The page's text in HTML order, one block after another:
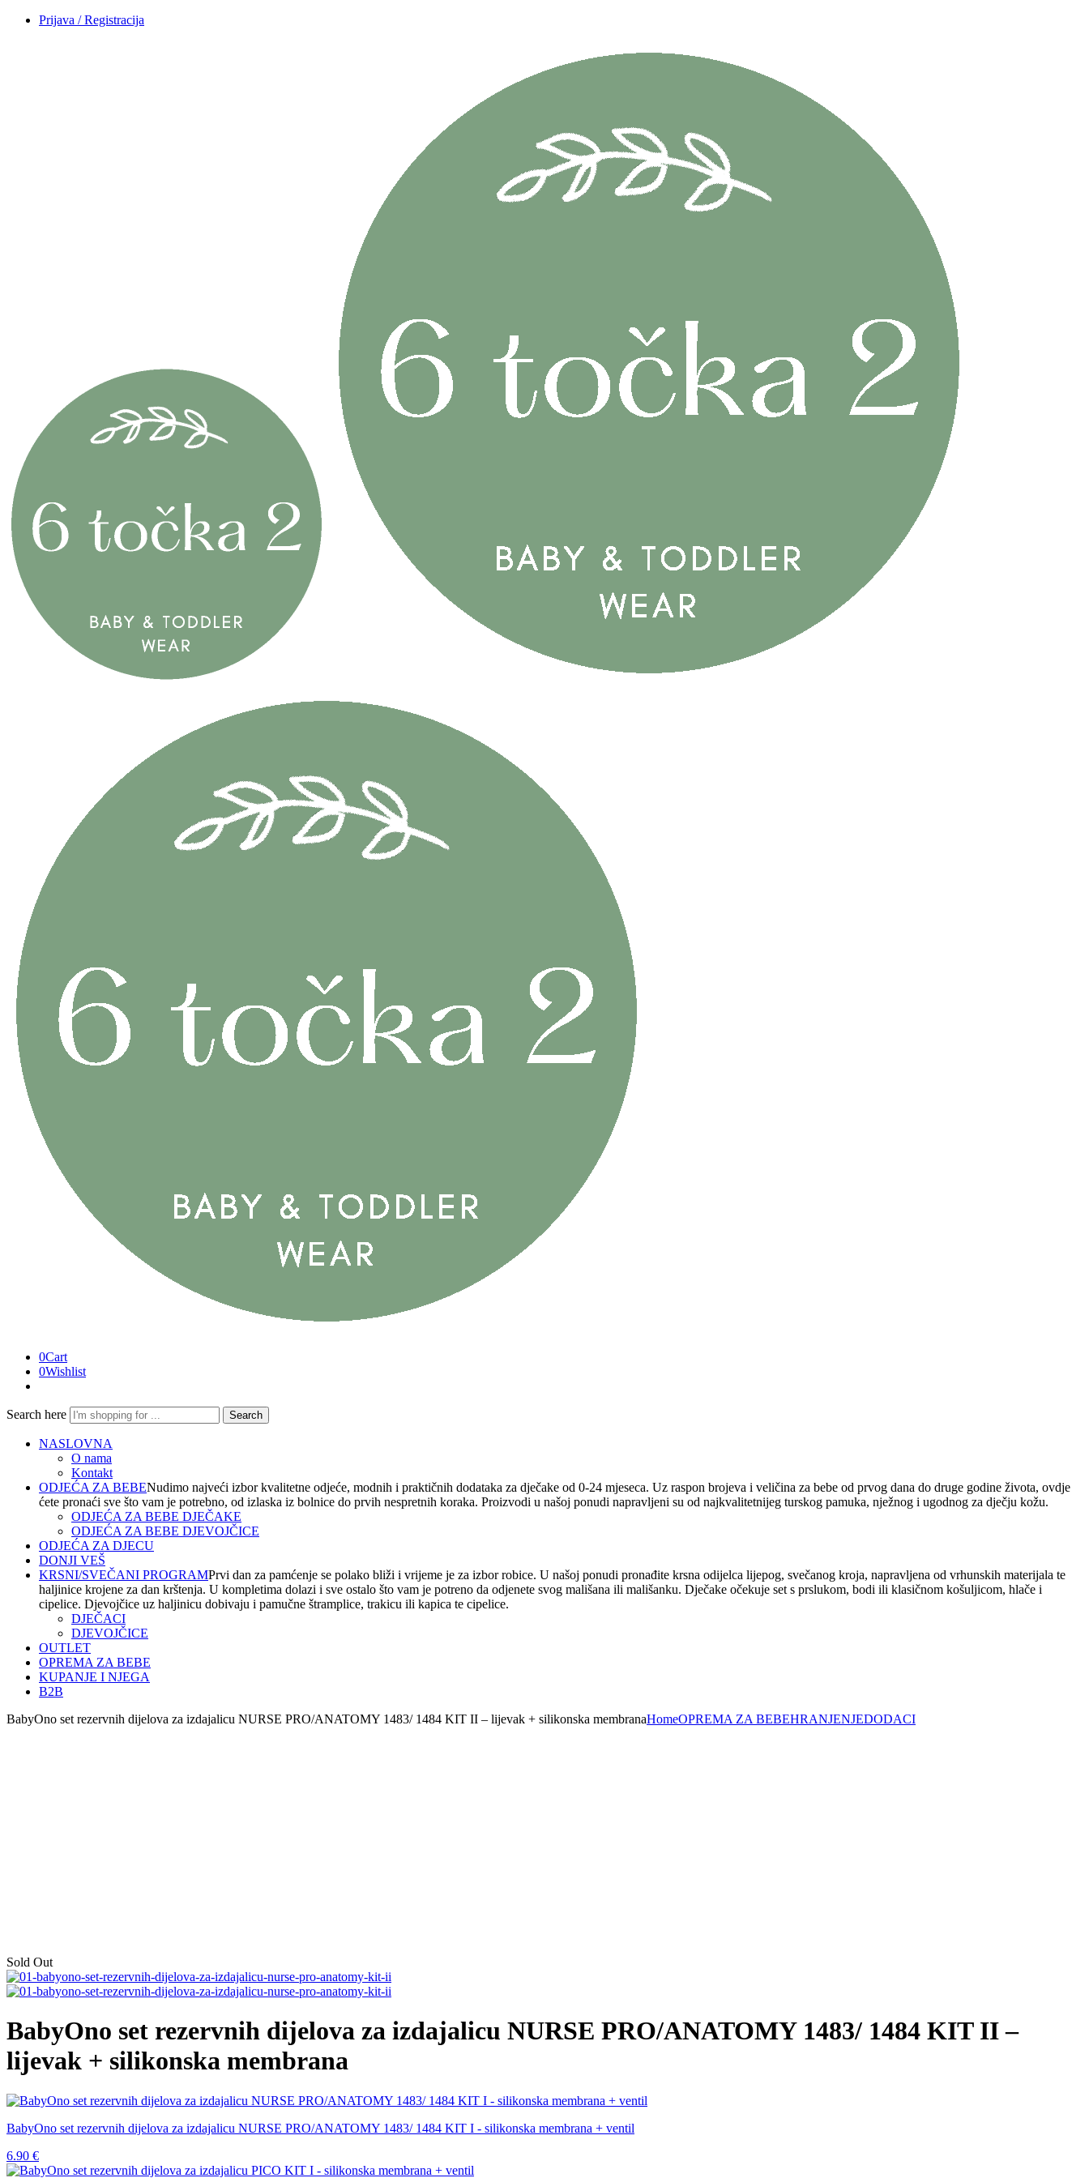
Prijava / Registracija
0Cart
0Wishlist
Search here Search
NASLOVNA
O nama
Kontakt
ODJEĆA ZA BEBENudimo najveći izbor kvalitetne odjeće, modnih i praktičnih dodataka za dječake od 0-24 mjeseca. Uz raspon brojeva i veličina za bebe od prvog dana do druge godine života, ovdje
ćete pronaći sve što vam je potrebno, od izlaska iz bolnice do prvih nespretnih koraka. Proizvodi u našoj ponudi napravljeni su od najkvalitetnijeg turskog pamuka, nježnog i ugodnog za dječju kožu.
ODJEĆA ZA BEBE DJEČAKE
ODJEĆA ZA BEBE DJEVOJČICE
ODJEĆA ZA DJECU
DONJI VEŠ
KRSNI/SVEČANI PROGRAMPrvi dan za pamćenje se polako bliži i vrijeme je za izbor robice. U našoj ponudi pronađite krsna odijelca lijepog, svečanog kroja, napravljena od vrhunskih materijala te
haljinice krojene za dan krštenja. U kompletima dolazi i sve ostalo što vam je potreno da odjenete svog mališana ili mališanku. Dječake očekuje set s prslukom, bodi ili klasičnom košuljicom, hlače i
cipelice. Djevojčice uz haljinicu dobivaju i pamučne štramplice, trakicu ili kapica te cipelice.
DJEČACI
DJEVOJČICE
OUTLET
OPREMA ZA BEBE
KUPANJE I NJEGA
B2B
BabyOno set rezervnih dijelova za izdajalicu NURSE PRO/ANATOMY 1483/ 1484 KIT II – lijevak + silikonska membranaHomeOPREMA ZA BEBEHRANJENJEDODACI
Sold Out
BabyOno set rezervnih dijelova za izdajalicu NURSE PRO/ANATOMY 1483/ 1484 KIT II –
lijevak + silikonska membrana
BabyOno set rezervnih dijelova za izdajalicu NURSE PRO/ANATOMY 1483/ 1484 KIT I - silikonska membrana + ventil
6.90 €